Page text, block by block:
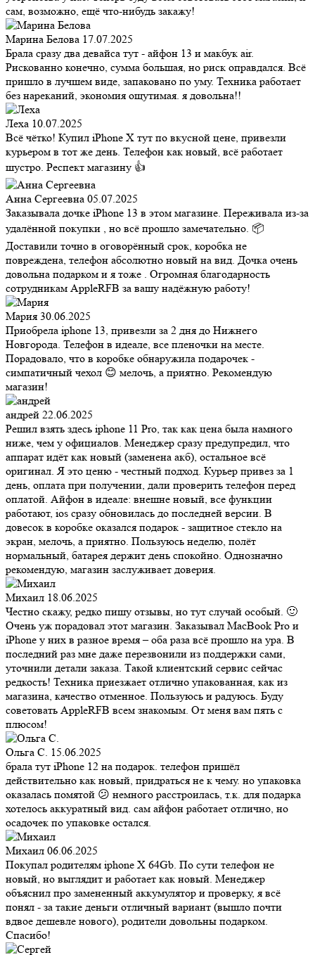
сам, возможно, ещё что-нибудь закажу!
Марина Белова 17.07.2025
Брала сразу два девайса тут - айфон 13 и макбук air.
Рискованно конечно, сумма большая, но риск оправдался. Всё
пришло в лучшем виде, запаковано по уму. Техника работает
без нареканий, экономия ощутимая. я довольна!!
Леха 10.07.2025
Всё чётко! Купил iPhone X тут по вкусной цене, привезли
курьером в тот же день. Телефон как новый, всё работает
шустро. Респект магазину 👍
Анна Сергеевна 05.07.2025
Заказывала дочке iPhone 13 в этом магазине. Переживала из-за
удалённой покупки , но всё прошло замечательно. 📦
Доставили точно в оговорённый срок, коробка не
повреждена, телефон абсолютно новый на вид. Дочка очень
довольна подарком и я тоже . Огромная благодарность
сотрудникам AppleRFB за вашу надёжную работу!
Мария 30.06.2025
Приобрела iphone 13, привезли за 2 дня до Нижнего
Новгорода. Телефон в идеале, все пленочки на месте.
Порадовало, что в коробке обнаружила подарочек -
симпатичный чехол 😊 мелочь, а приятно. Рекомендую
магазин!
андрей 22.06.2025
Решил взять здесь iphone 11 Pro, так как цена была намного
ниже, чем у официалов. Менеджер сразу предупредил, что
аппарат идёт как новый (заменена акб), остальное всё
оригинал. Я это ценю - честный подход. Курьер привез за 1
день, оплата при получении, дали проверить телефон перед
оплатой. Айфон в идеале: внешне новый, все функции
работают, ios сразу обновилась до последней версии. В
довесок в коробке оказался подарок - защитное стекло на
экран, мелочь, а приятно. Пользуюсь неделю, полёт
нормальный, батарея держит день спокойно. Однозначно
рекомендую, магазин заслуживает доверия.
Михаил 18.06.2025
Честно скажу, редко пишу отзывы, но тут случай особый. 🙂
Очень уж порадовал этот магазин. Заказывал MacBook Pro и
iPhone у них в разное время – оба раза всё прошло на ура. В
последний раз мне даже перезвонили из поддержки сами,
уточнили детали заказа. Такой клиентский сервис сейчас
редкость! Техника приезжает отлично упакованная, как из
магазина, качество отменное. Пользуюсь и радуюсь. Буду
советовать AppleRFB всем знакомым. От меня вам пять с
плюсом!
Ольга С. 15.06.2025
брала тут iPhone 12 на подарок. телефон пришёл
действительно как новый, придраться не к чему. но упаковка
оказалась помятой 😕 немного расстроилась, т.к. для подарка
хотелось аккуратный вид. сам айфон работает отлично, но
осадочек по упаковке остался.
Михаил 06.06.2025
Покупал родителям iphone X 64Gb. По сути телефон не
новый, но выглядит и работает как новый. Менеджер
объяснил про замененный аккумулятор и проверку, я всё
понял - за такие деньги отличный вариант (вышло почти
вдвое дешевле нового), родители довольны подарком.
Спасибо!